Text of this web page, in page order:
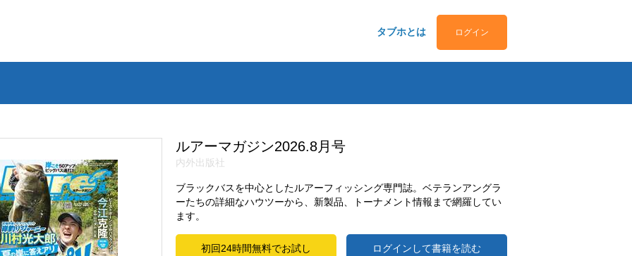
タブホとは ログイン
ルアーマガジン2026.8月号
内外出版社
ブラックバスを中心としたルアーフィッシング専門誌。ベテランアングラ
ーたちの詳細なハウツーから、新製品、トーナメント情報まで網羅してい
ます。
初回24時間無料でお試し ログインして書籍を読む